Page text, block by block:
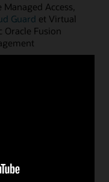
Access,
Guard et Virtual
Oracle Fusion
à Oracle Cloud,